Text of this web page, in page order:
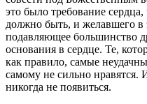
это было требование
должно быть, и желавшего в
подавляющее большинство
основания в сердце. Те,
как правило, самые
самому не сильно
никогда не появиться.